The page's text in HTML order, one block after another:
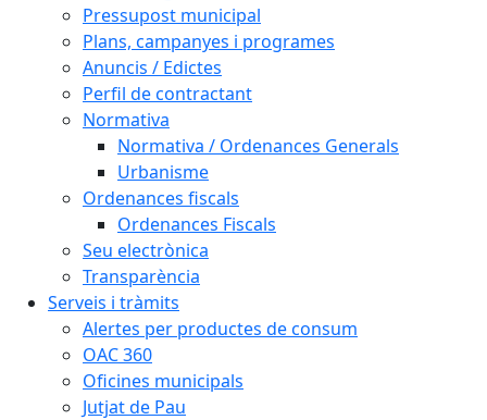
Pressupost municipal
Plans, campanyes i programes
Anuncis / Edictes
Perfil de contractant
Normativa
Normativa / Ordenances Generals
Urbanisme
Ordenances fiscals
Ordenances Fiscals
Seu electrònica
Transparència
Serveis i tràmits
Alertes per productes de consum
OAC 360
Oficines municipals
Jutjat de Pau